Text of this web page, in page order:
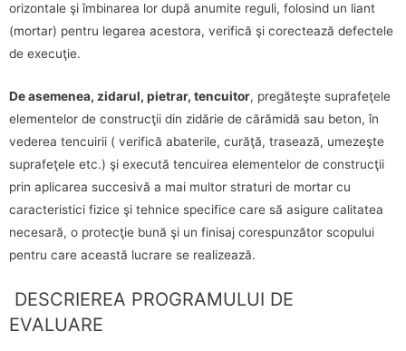
orizontale şi îmbinarea lor după anumite reguli, folosind un liant
(mortar) pentru legarea acestora, verifică şi corectează defectele
de execuţie.
De asemenea, zidarul, pietrar, tencuitor, pregăteşte suprafeţele
elementelor de construcţii din zidărie de cărămidă sau beton, în
vederea tencuirii ( verifică abaterile, curăţă, trasează, umezeşte
suprafeţele etc.) şi execută tencuirea elementelor de construcţii
prin aplicarea succesivă a mai multor straturi de mortar cu
caracteristici fizice şi tehnice specifice care să asigure calitatea
necesară, o protecţie bună şi un finisaj corespunzător scopului
pentru care această lucrare se realizează.
DESCRIEREA PROGRAMULUI DE
EVALUARE